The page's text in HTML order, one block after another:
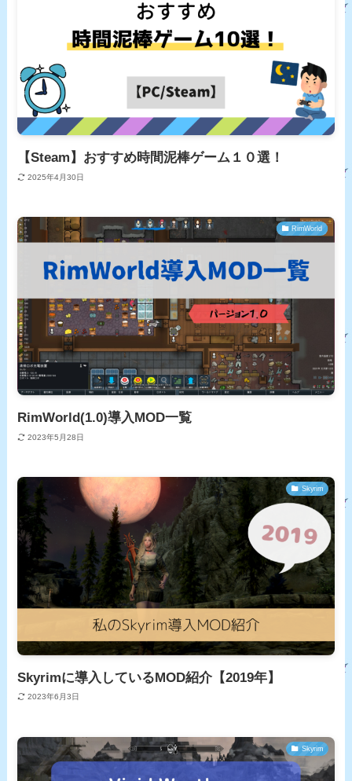
【Steam】おすすめ時間泥棒ゲーム１０選！
2025年4月30日
RimWorld
RimWorld(1.0)導入MOD一覧
2023年5月28日
Skyrim
Skyrimに導入しているMOD紹介【2019年】
2023年6月3日
Skyrim